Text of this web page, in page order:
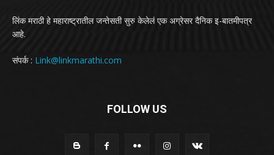
लिंक मराठी हे महाराष्ट्रातील जन्तेसती सुरु केलेलं एक अग्रेसर दैनिक इ-बातमीपत्र
आहे.
संपर्क : Link@linkmarathi.com
FOLLOW US